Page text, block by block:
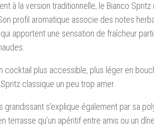
à la version traditionnelle, le Bianco
profil aromatique associe des notes
apportent une sensation de fraîcheur
cocktail plus accessible, plus léger en
classique un peu trop amer.
grandissant s’explique également par sa
terrasse qu’un apéritif entre amis ou un